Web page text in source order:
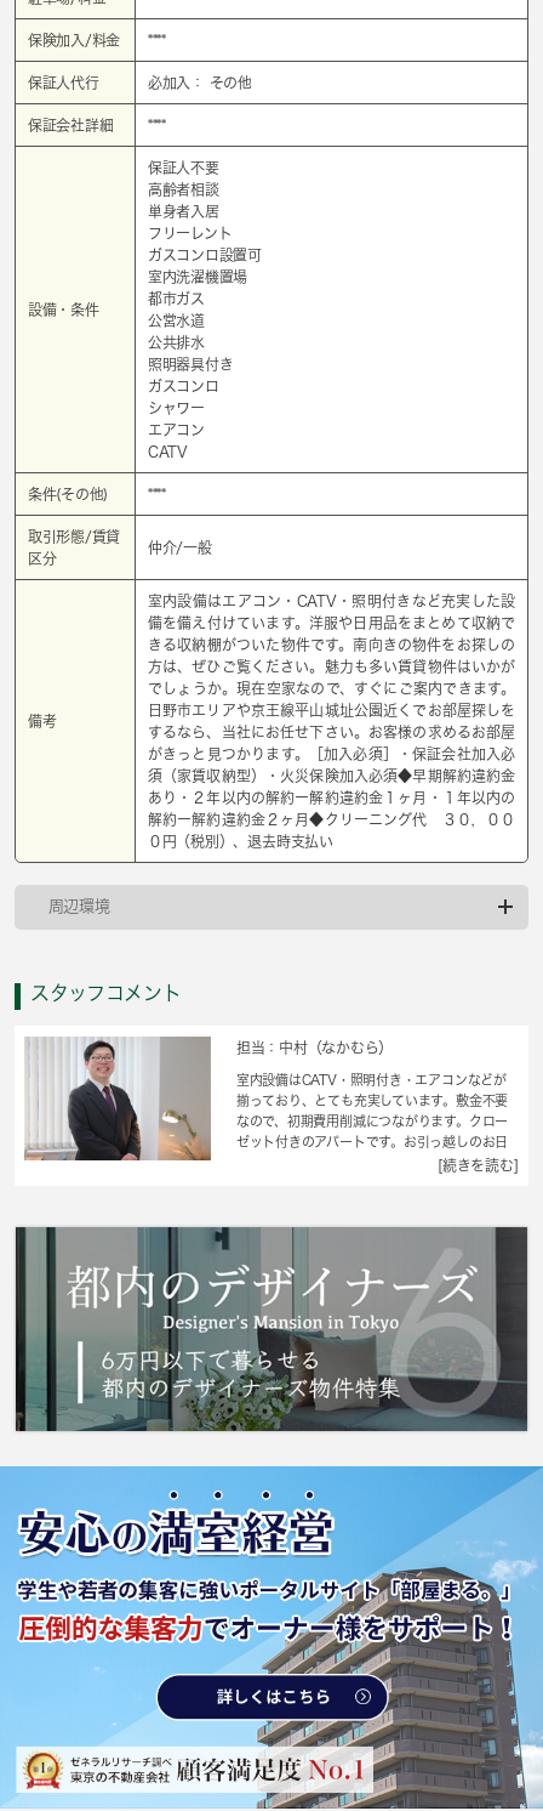
保険加入/料金 ****
保証人代行 必加入： その他
保証会社詳細 ****
設備・条件
保証人不要
高齢者相談
単身者入居
フリーレント
ガスコンロ設置可
室内洗濯機置場
都市ガス
公営水道
公共排水
照明器具付き
ガスコンロ
シャワー
エアコン
CATV
条件(その他) ****
取引形態/賃貸
区分
仲介/一般
備考
室内設備はエアコン・CATV・照明付きなど充実した設
備を備え付けています。洋服や日用品をまとめて収納で
きる収納棚がついた物件です。南向きの物件をお探しの
方は、ぜひご覧ください。魅力も多い賃貸物件はいかが
でしょうか。現在空家なので、すぐにご案内できます。
日野市エリアや京王線平山城址公園近くでお部屋探しを
するなら、当社にお任せ下さい。お客様の求めるお部屋
がきっと見つかります。［加入必須］・保証会社加入必
須（家賃収納型）・火災保険加入必須◆早期解約違約金
あり・２年以内の解約ー解約違約金１ヶ月・１年以内の
解約ー解約違約金２ヶ月◆クリーニング代 ３０，００
０円（税別）、退去時支払い
周辺環境
スタッフコメント
担当：中村（なかむら）
室内設備はCATV・照明付き・エアコンなどが
揃っており、とても充実しています。敷金不要
なので、初期費用削減につながります。クロー
ゼット付きのアパートです。お引っ越しのお日
にちに関するご相談等は迅速にお受けいたしま
ます。こだわりたい条件や希望がございました
[続きを読む]